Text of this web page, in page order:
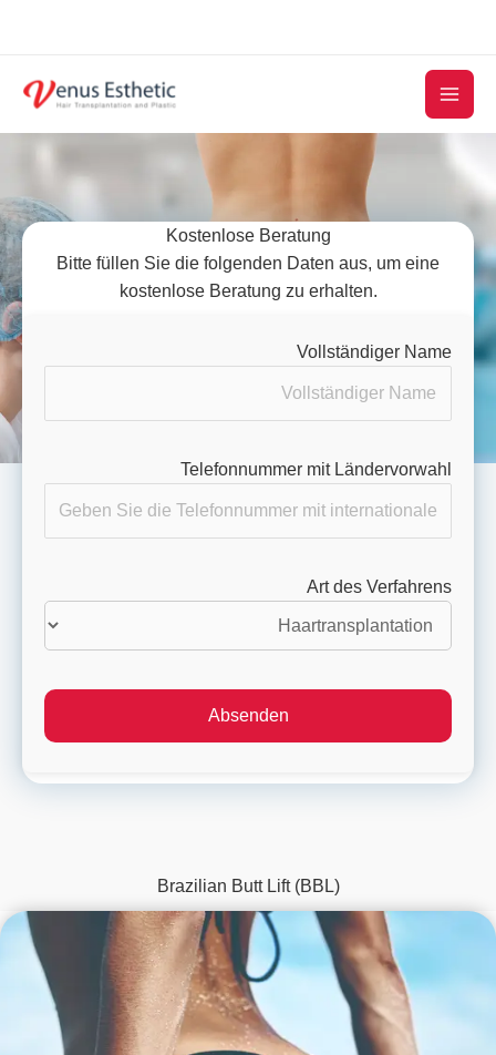
Kostenlose Beratung
Bitte füllen Sie die folgenden Daten aus, um eine
kostenlose Beratung zu erhalten.
Vollständiger Name
Telefonnummer mit Ländervorwahl
Art des Verfahrens
Brazilian Butt Lift (BBL)